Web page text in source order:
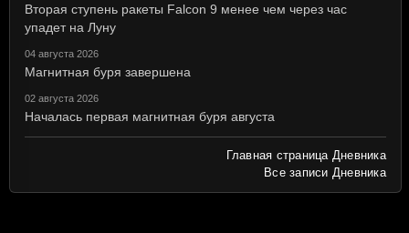
Вторая ступень ракеты Falcon 9 менее чем через час
упадет на Луну
04 августа 2026
Магнитная буря завершена
02 августа 2026
Началась первая магнитная буря августа
Главная страница Дневника
Все записи Дневника